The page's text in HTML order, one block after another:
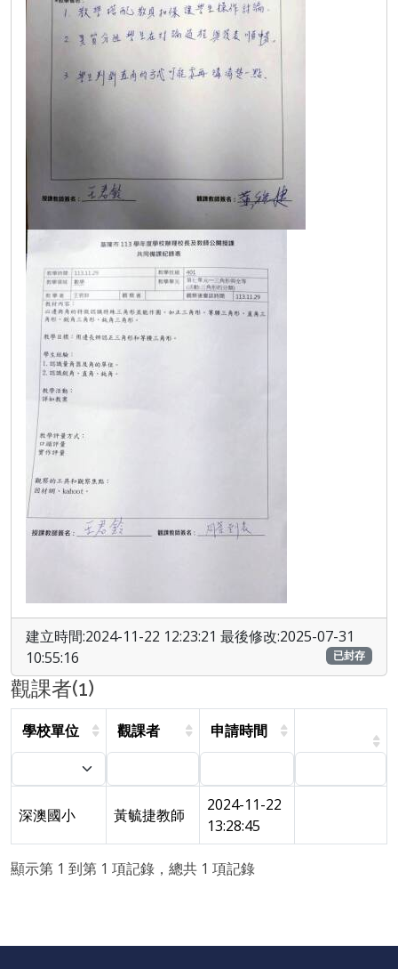
建立時間:2024-11-22 12:23:21 最後修改:2025-07-31
10:55:16
已封存
觀課者(1)
學校單位 觀課者 申請時間
深澳國小 黃毓捷教師
2024-11-22
13:28:45
顯示第 1 到第 1 項記錄，總共 1 項記錄